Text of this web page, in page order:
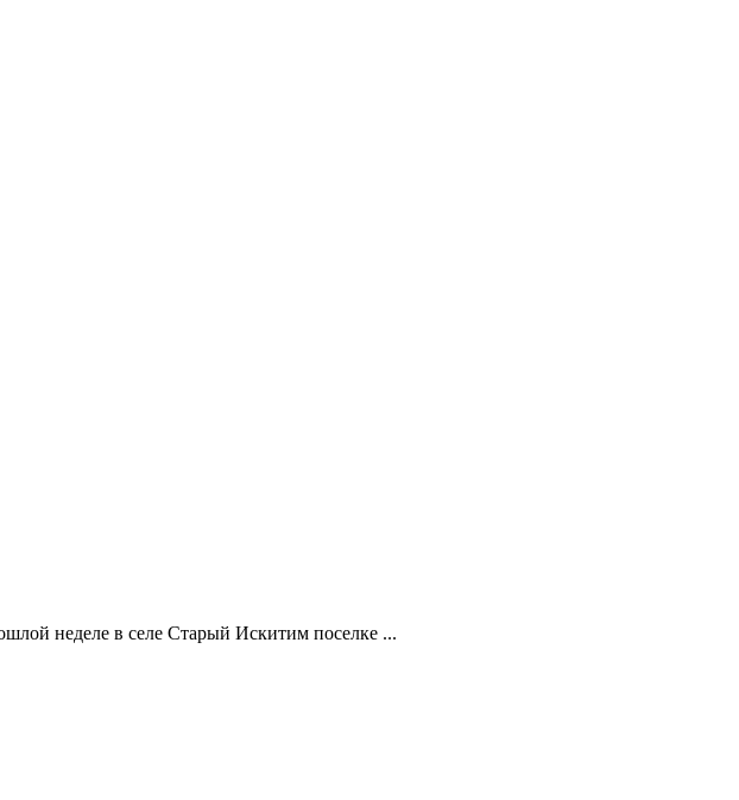
неделе в селе Старый Искитим поселке ...